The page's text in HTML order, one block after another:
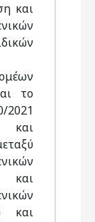
και
το
και
και
και